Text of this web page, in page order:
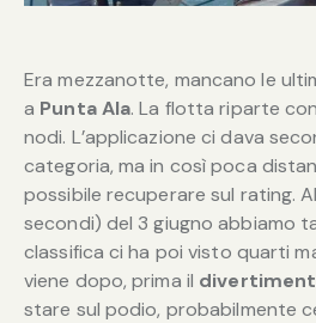
Era mezzanotte, mancano le
a Punta Ala. La flotta riparte
nodi. L’applicazione ci dava
categoria, ma in così poca
possibile recuperare sul rating.
secondi) del 3 giugno abbiamo
classifica ci ha poi visto quarti
viene dopo, prima il
stare sul podio, probabilmente